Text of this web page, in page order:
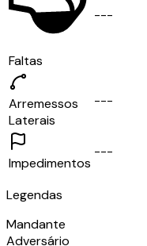
Faltas
---
Arremessos
Laterais
---
Impedimentos
---
Legendas
Mandante
Adversário